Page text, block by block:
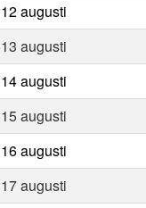
12 augusti
13 augusti
14 augusti
15 augusti
16 augusti
17 augusti